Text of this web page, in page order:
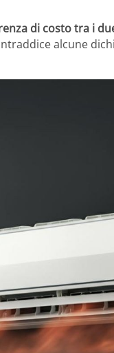
di costo tra i
alcune